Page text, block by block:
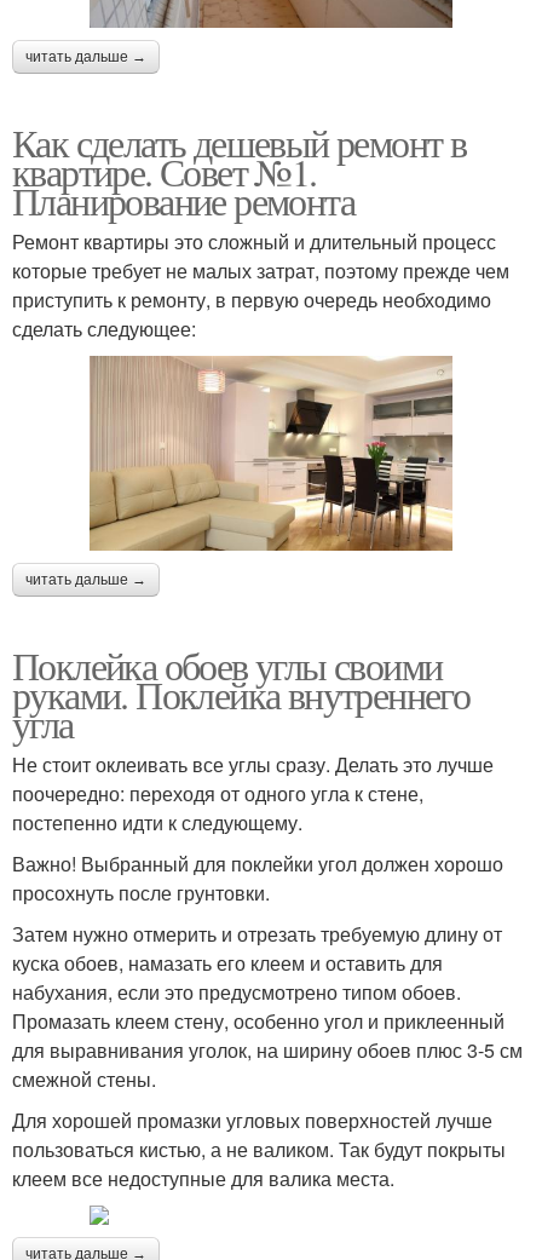
читать дальше →
Как сделать дешевый ремонт в
квартире. Совет №1.
Планирование ремонта
Ремонт квартиры это сложный и длительный процесс
которые требует не малых затрат, поэтому прежде чем
приступить к ремонту, в первую очередь необходимо
сделать следующее:
читать дальше →
Поклейка обоев углы своими
руками. Поклейка внутреннего
угла
Не стоит оклеивать все углы сразу. Делать это лучше
поочередно: переходя от одного угла к стене,
постепенно идти к следующему.
Важно! Выбранный для поклейки угол должен хорошо
просохнуть после грунтовки.
Затем нужно отмерить и отрезать требуемую длину от
куска обоев, намазать его клеем и оставить для
набухания, если это предусмотрено типом обоев.
Промазать клеем стену, особенно угол и приклеенный
для выравнивания уголок, на ширину обоев плюс 3-5 см
смежной стены.
Для хорошей промазки угловых поверхностей лучше
пользоваться кистью, а не валиком. Так будут покрыты
клеем все недоступные для валика места.
читать дальше →